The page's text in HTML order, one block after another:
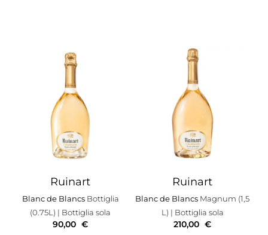
Ruinart
Blanc de Blancs Bottiglia
(0.75L) | Bottiglia sola
90,00 €
Ruinart
Blanc de Blancs Magnum (1,5
L) | Bottiglia sola
210,00 €